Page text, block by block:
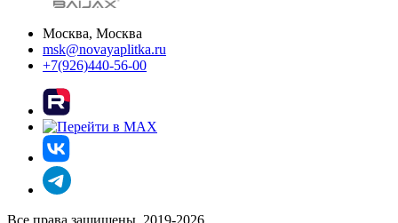
Москва, Москва
msk@novayaplitka.ru
+7(926)440-56-00